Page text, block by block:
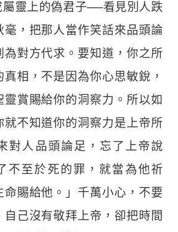
靈上的偽君子──看見別人跌
毫，把那人當作笑話來品頭論
為對方代求。要知道，你之所
相，不是因為你心思敏銳，
靈賞賜給你的洞察力。所以如
就不知道你的洞察力是上帝所
對人品頭論足，忘了上帝說
至於死的罪，就當為他祈
命賜給他。」千萬小心，不要
己沒有敬拜上帝，卻把時間